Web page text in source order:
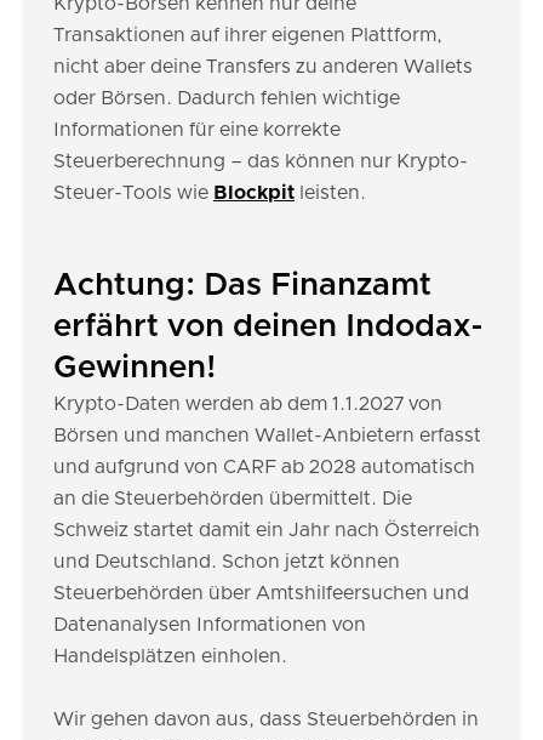
Transaktionen auf ihrer eigenen Plattform,
nicht aber deine Transfers zu anderen Wallets
oder Börsen. Dadurch fehlen wichtige
Informationen für eine korrekte
Steuerberechnung – das können nur Krypto-
Steuer-Tools wie Blockpit leisten.
Achtung: Das Finanzamt
erfährt von deinen Indodax-
Gewinnen!
Krypto-Daten werden ab dem 1.1.2027 von
Börsen und manchen Wallet-Anbietern erfasst
und aufgrund von CARF ab 2028 automatisch
an die Steuerbehörden übermittelt. Die
Schweiz startet damit ein Jahr nach Österreich
und Deutschland. Schon jetzt können
Steuerbehörden über Amtshilfeersuchen und
Datenanalysen Informationen von
Handelsplätzen einholen.
Wir gehen davon aus, dass Steuerbehörden in